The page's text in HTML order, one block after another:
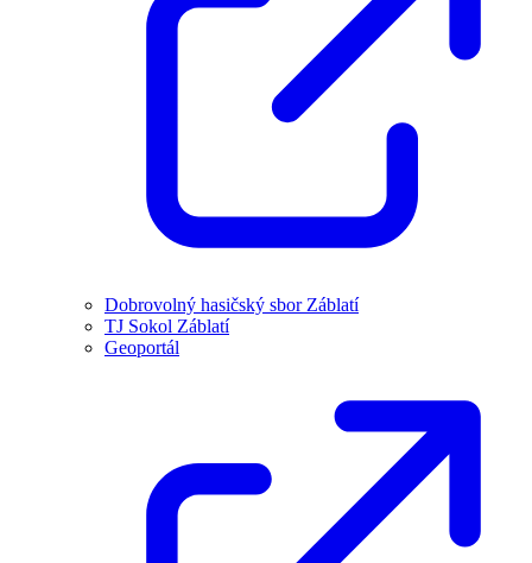
Dobrovolný hasičský sbor Záblatí
TJ Sokol Záblatí
Geoportál